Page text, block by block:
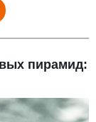
пирамид: